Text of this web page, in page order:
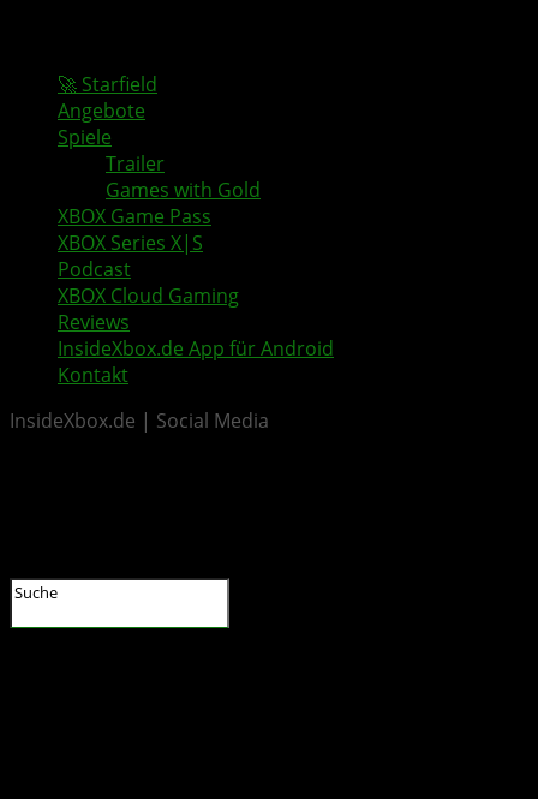
🚀 Starfield
Angebote
Spiele
Trailer
Games with Gold
XBOX Game Pass
XBOX Series X|S
Podcast
XBOX Cloud Gaming
Reviews
InsideXbox.de App für Android
Kontakt
InsideXbox.de | Social Media